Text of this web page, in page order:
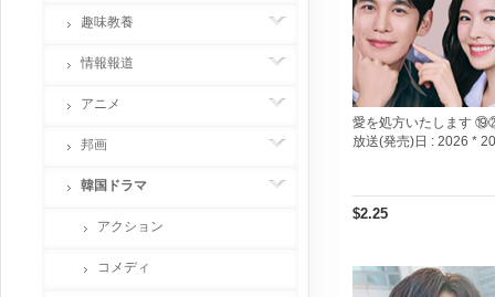
愛を処方いたします
放送(発売)日 : 2026 *
$2.25
趣味教養
情報報道
アニメ
邦画
韓国ドラマ
アクション
コメディ